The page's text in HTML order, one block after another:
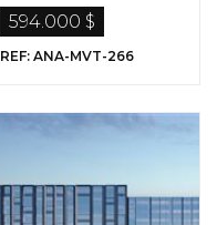
594.000 $
REF: ANA-MVT-266